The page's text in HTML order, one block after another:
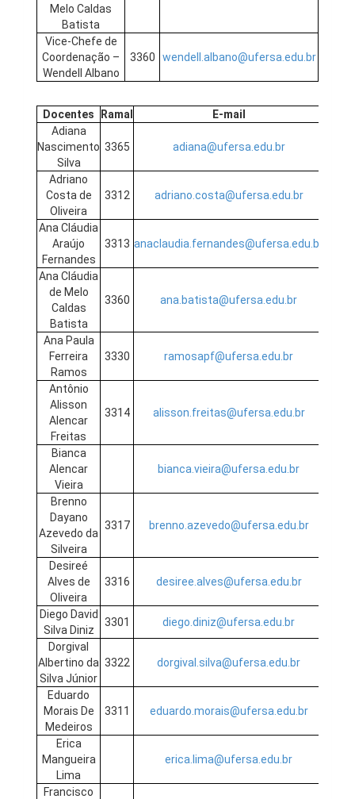
Melo Caldas
Batista
Vice-Chefe de
Coordenação –
Wendell Albano
3360 wendell.albano@ufersa.edu.br
Docentes Ramal
E-mail
Adiana
Nascimento
Silva
3365 adiana@ufersa.edu.br
Adriano
Costa de
Oliveira
3312 adriano.costa@ufersa.edu.br
Ana Cláudia
Araújo
Fernandes
3313 anaclaudia.fernandes@ufersa.edu.br
Ana Cláudia
de Melo
Caldas
Batista
3360 ana.batista@ufersa.edu.br
Ana Paula
Ferreira
Ramos
3330 ramosapf@ufersa.edu.br
Antônio
Alisson
Alencar
Freitas
3314 alisson.freitas@ufersa.edu.br
Bianca
Alencar
Vieira
bianca.vieira@ufersa.edu.br
Brenno
Dayano
Azevedo da
Silveira
3317 brenno.azevedo@ufersa.edu.br
Desireé
Alves de
Oliveira
3316 desiree.alves@ufersa.edu.br
Diego David
Silva Diniz
3301
diego.diniz@ufersa.edu.br
Dorgival
Albertino da
Silva Júnior
3322 dorgival.silva@ufersa.edu.br
Eduardo
Morais De
Medeiros
3311 eduardo.morais@ufersa.edu.br
Erica
Mangueira
Lima
erica.lima@ufersa.edu.br
Francisco